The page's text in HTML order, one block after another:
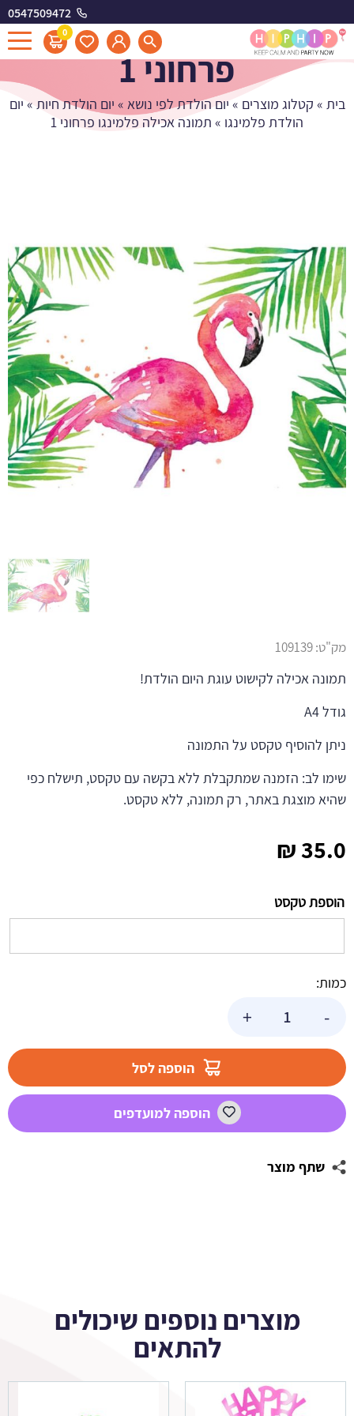
0547509472
0
תמונה אכילה פלמינגו
פרחוני 1
בית » קטלוג מוצרים » יום הולדת לפי נושא » יום הולדת חיות » יום
הולדת פלמינגו » תמונה אכילה פלמינגו פרחוני 1
35.0
₪
הוספת טקסט
כמות:
-
פרחוני
+
הוספה לסל
הוספה למועדפים
שתף מוצר
מק"ט:109139
תמונה אכילה לקישוט עוגת היום הולדת!
גודל A4
ניתן להוסיף טקסט על התמונה
שימו לב: הזמנה שמתקבלת ללא בקשה עם טקסט, תישלח כפי
שהיא מוצגת באתר, רק תמונה, ללא טקסט.
מוצרים נוספים שיכולים
להתאים